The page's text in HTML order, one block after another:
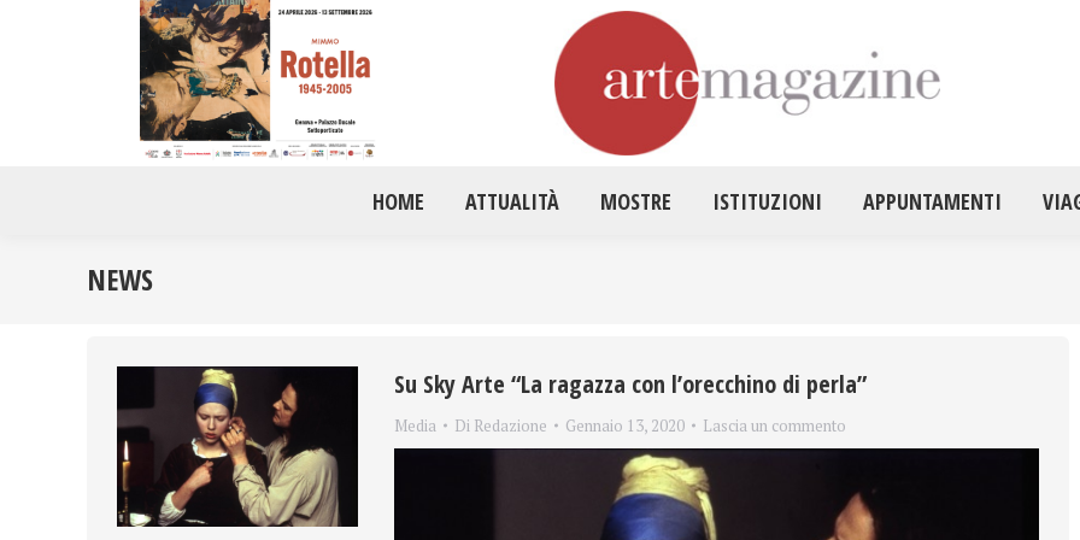
HOME ATTUALITÀ MOSTRE ISTITUZIONI APPUNTAMENTI
NEWS
Su Sky Arte “La ragazza con l’orecchino di perla”
Media Di Redazione Gennaio 13, 2020 Lascia un commento
HOME